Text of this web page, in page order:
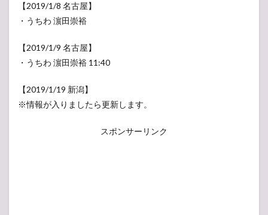
【2019/1/8 名古屋】
・うちわ 濵田崇裕
【2019/1/9 名古屋】
・うちわ 濵田崇裕 11:40
【2019/1/19 新潟】
※情報が入りましたら更新します。
スポンサーリンク